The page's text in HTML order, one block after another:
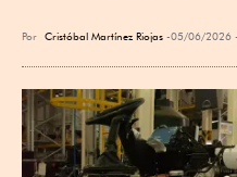
Por Cristóbal Martínez Riojas 05/06/2026